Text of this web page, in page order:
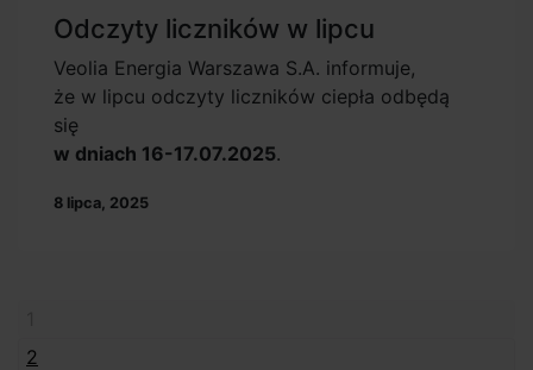
Odczyty liczników w lipcu
Veolia Energia Warszawa S.A. informuje,
że w lipcu odczyty liczników ciepła odbędą
się
w dniach 16-17.07.2025.
8 lipca, 2025
2